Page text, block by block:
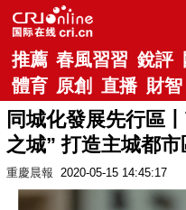
推薦 春風習習 銳評
體育 原創 直播 財智
同城化發展先行區
之城” 打造主城都市
重慶晨報 2020-05-15 14:45:17